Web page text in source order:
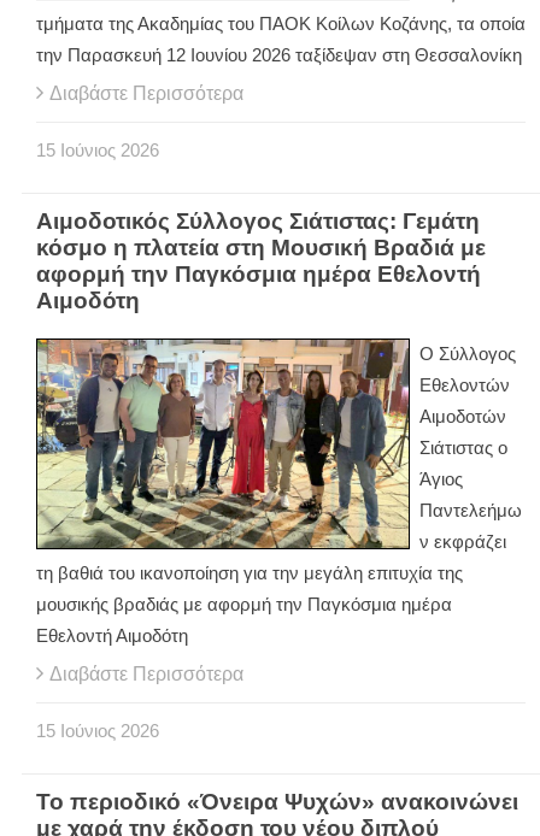
τμήματα της Ακαδημίας του ΠΑΟΚ Κοίλων Κοζάνης, τα οποία
την Παρασκευή 12 Ιουνίου 2026 ταξίδεψαν στη Θεσσαλονίκη
Διαβάστε Περισσότερα
15 Ιούνιος 2026
Αιμοδοτικός Σύλλογος Σιάτιστας: Γεμάτη
κόσμο η πλατεία στη Μουσική Βραδιά με
αφορμή την Παγκόσμια ημέρα Εθελοντή
Αιμοδότη
Ο Σύλλογος
Εθελοντών
Αιμοδοτών
Σιάτιστας ο
Άγιος
Παντελεήμω
ν εκφράζει
τη βαθιά του ικανοποίηση για την μεγάλη επιτυχία της
μουσικής βραδιάς με αφορμή την Παγκόσμια ημέρα
Εθελοντή Αιμοδότη
Διαβάστε Περισσότερα
15 Ιούνιος 2026
Το περιοδικό «Όνειρα Ψυχών» ανακοινώνει
με χαρά την έκδοση του νέου διπλού